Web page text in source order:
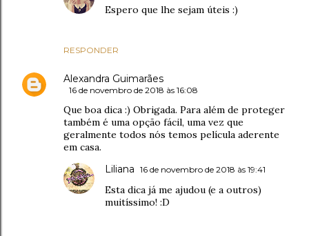
RESPONDER
Espero que lhe sejam úteis :)
Alexandra Guimarães
16 de novembro de 2018 às 16:08
Que boa dica :) Obrigada. Para além de proteger
também é uma opção fácil, uma vez que
geralmente todos nós temos película aderente
em casa.
Liliana 16 de novembro de 2018 às 19:41
Esta dica já me ajudou (e a outros)
muitíssimo! :D